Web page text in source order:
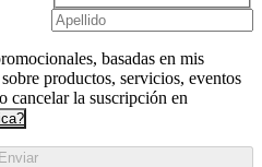
basadas en mis
productos, servicios, eventos
cancelar la suscripción en
Enviar